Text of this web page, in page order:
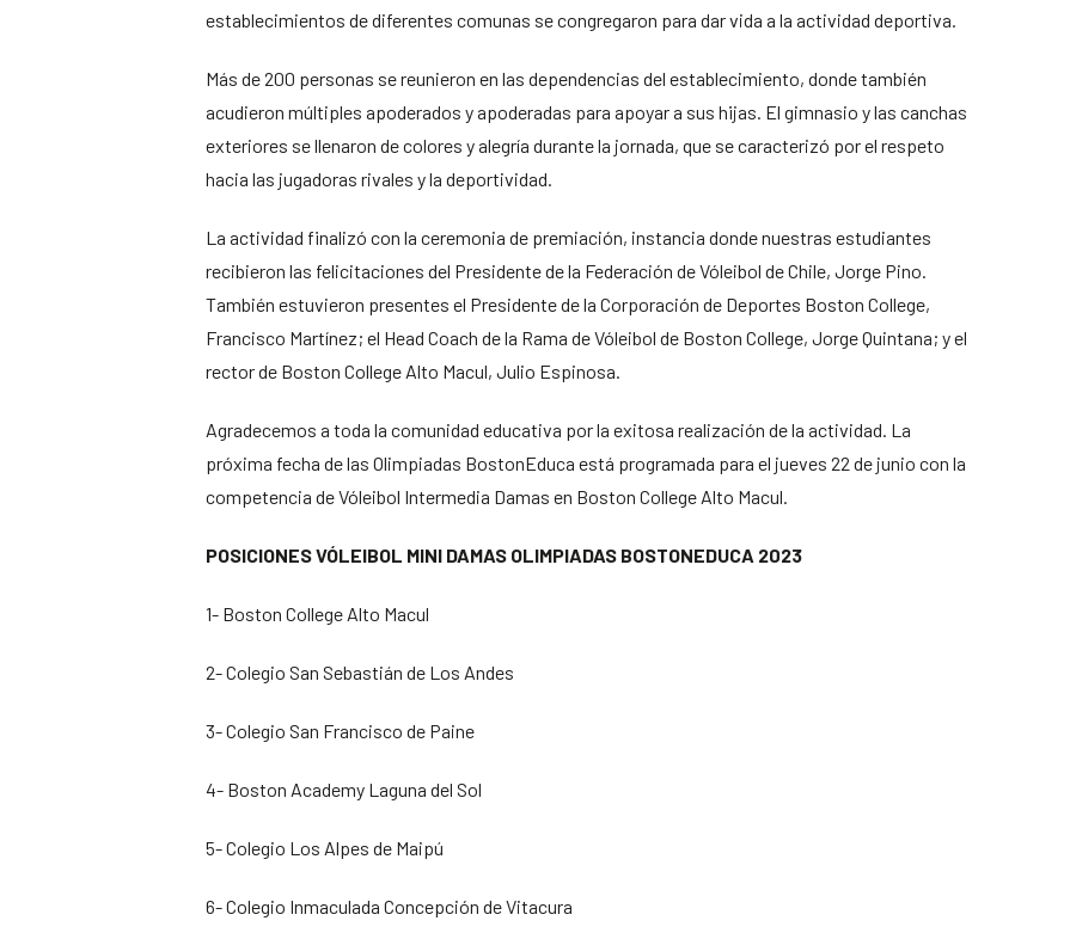
establecimientos de diferentes comunas se congregaron para dar vida a la actividad deportiva.
Más de 200 personas se reunieron en las dependencias del establecimiento, donde también
acudieron múltiples apoderados y apoderadas para apoyar a sus hijas. El gimnasio y las canchas
exteriores se llenaron de colores y alegría durante la jornada, que se caracterizó por el respeto
hacia las jugadoras rivales y la deportividad.
La actividad finalizó con la ceremonia de premiación, instancia donde nuestras estudiantes
recibieron las felicitaciones del Presidente de la Federación de Vóleibol de Chile, Jorge Pino.
También estuvieron presentes el Presidente de la Corporación de Deportes Boston College,
Francisco Martínez; el Head Coach de la Rama de Vóleibol de Boston College, Jorge Quintana; y el
rector de Boston College Alto Macul, Julio Espinosa.
Agradecemos a toda la comunidad educativa por la exitosa realización de la actividad. La
próxima fecha de las Olimpiadas BostonEduca está programada para el jueves 22 de junio con la
competencia de Vóleibol Intermedia Damas en Boston College Alto Macul.
POSICIONES VÓLEIBOL MINI DAMAS OLIMPIADAS BOSTONEDUCA 2023
1- Boston College Alto Macul
2- Colegio San Sebastián de Los Andes
3- Colegio San Francisco de Paine
4- Boston Academy Laguna del Sol
5- Colegio Los Alpes de Maipú
6- Colegio Inmaculada Concepción de Vitacura